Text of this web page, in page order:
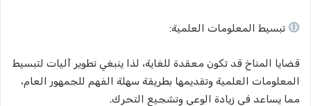
تبسيط المعلومات العلمية:
قضايا المناخ قد تكون معقدة للغاية، لذا ينبغي تطوير آليات لتبسيط
المعلومات العلمية وتقديمها بطريقة سهلة الفهم للجمهور العام،
مما يساعد في زيادة الوعي وتشجيع التحرك.